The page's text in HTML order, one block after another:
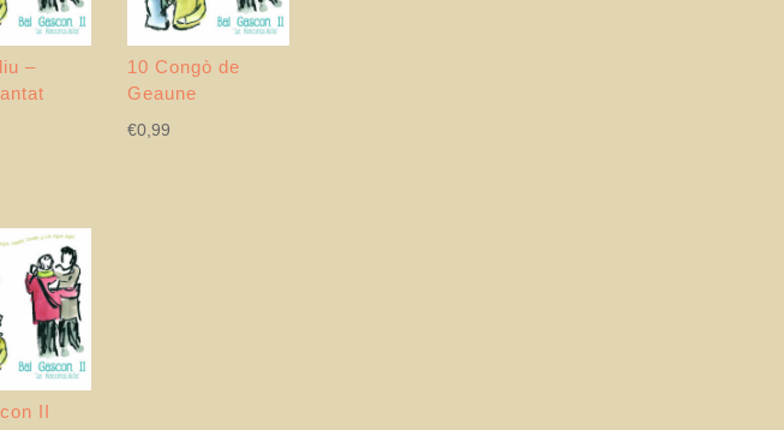
–
10 Congò de
Geaune
€0,99
II